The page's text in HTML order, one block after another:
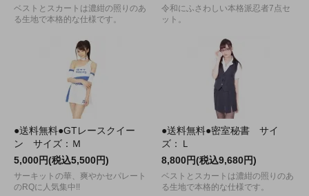
ベストとスカートは濃紺の照りのあ
る生地で本格的な仕様です。
令和にふさわしい本格派忍者7点セ
ット。
●送料無料●GTレースクイー
ン サイズ：Ｍ
5,000円(税込5,500円)
サーキットの華、爽やかセパレート
のRQに人気集中!!
●送料無料●密室秘書 サイ
ズ：Ｌ
8,800円(税込9,680円)
ベストとスカートは濃紺の照りのあ
る生地で本格的な仕様です。